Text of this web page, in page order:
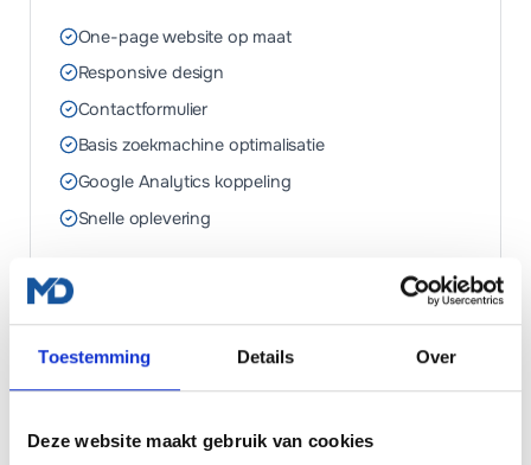
Toestemming Details Over
Deze website maakt gebruik van cookies
One-page website op maat
Responsive design
Contactformulier
Basis zoekmachine optimalisatie
Google Analytics koppeling
Snelle oplevering
MEEST GEKOZEN
Professionele website